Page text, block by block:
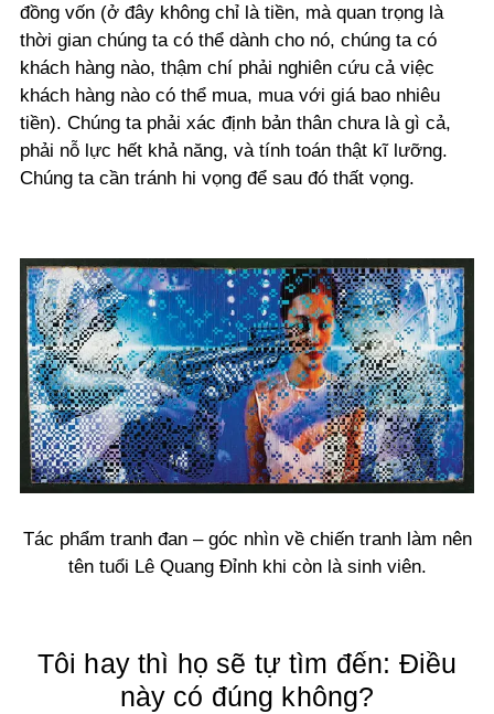
đồng vốn (ở đây không chỉ là tiền, mà quan trọng là
thời gian chúng ta có thể dành cho nó, chúng ta có
khách hàng nào, thậm chí phải nghiên cứu cả việc
khách hàng nào có thể mua, mua với giá bao nhiêu
tiền). Chúng ta phải xác định bản thân chưa là gì cả,
phải nỗ lực hết khả năng, và tính toán thật kĩ lưỡng.
Chúng ta cần tránh hi vọng để sau đó thất vọng.
Tác phẩm tranh đan – góc nhìn về chiến tranh làm nên
tên tuổi Lê Quang Đỉnh khi còn là sinh viên.
Tôi hay thì họ sẽ tự tìm đến: Điều
này có đúng không?